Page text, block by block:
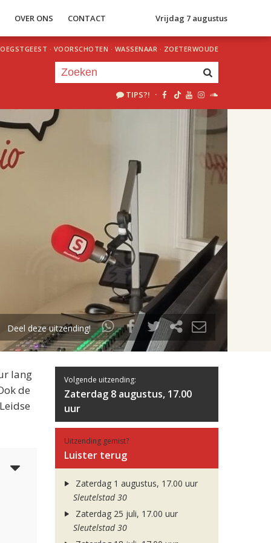
OVER ONS CONTACT Vrijdag 7 augustus
OEGSTGEEST · VOORSCHOTEN · WASSENAAR · ZOETERWOUDE
TIPS?! ·
uur 1 van 2
Volgend uur
Deel deze uitzending!
lang
de
Volgende uitzending:
Zaterdag 8 augustus, 17.00
uur
Uitzending gemist?
Luister terug
Zaterdag 1 augustus, 17.00 uur
Sleutelstad 30
Zaterdag 25 juli, 17.00 uur
Sleutelstad 30